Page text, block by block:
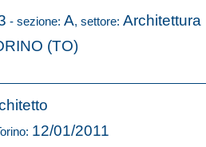
- sezione: A, settore: Architettura
(TO)
12/01/2011